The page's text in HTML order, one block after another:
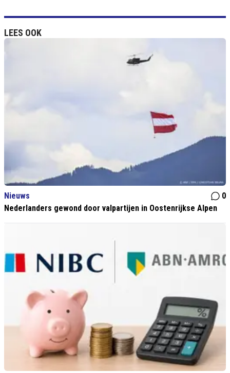
LEES OOK
Nieuws
0
Nederlanders gewond door valpartijen in Oostenrijkse Alpen